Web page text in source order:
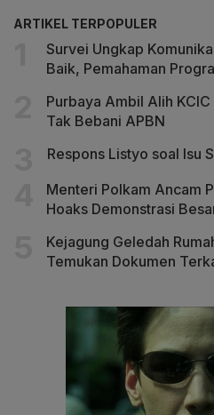
ARTIKEL TERPOPULER
Survei Ungkap
Baik, Pemahaman
Purbaya Ambil Alih
Tak Bebani APBN
Respons Listyo soal Isu
Menteri Polkam Ancam
Hoaks Demonstrasi
Kejagung Geledah
Temukan Dokumen